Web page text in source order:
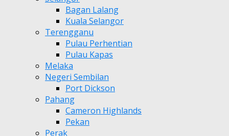
Bagan Lalang
Kuala Selangor
Terengganu
Pulau Perhentian
Pulau Kapas
Melaka
Negeri Sembilan
Port Dickson
Pahang
Cameron Highlands
Pekan
Perak